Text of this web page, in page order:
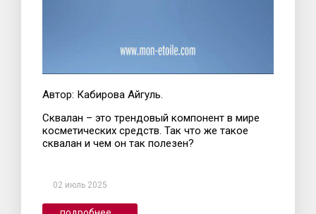
Автор: Кабирова Айгуль.
Сквалан – это трендовый компонент в мире
косметических средств. Так что же такое
сквалан и чем он так полезен?
02 июль 2025